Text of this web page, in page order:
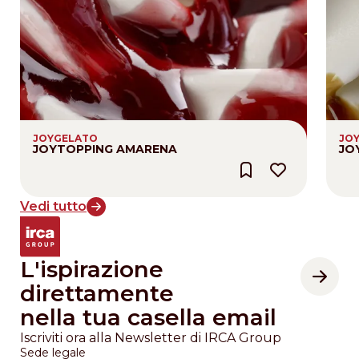
JOYGELATO
JOYTOPPING AMARENA
Vedi tutto
L'ispirazione
direttamente
nella tua casella email
Iscriviti ora alla Newsletter di IRCA Group
Sede legale